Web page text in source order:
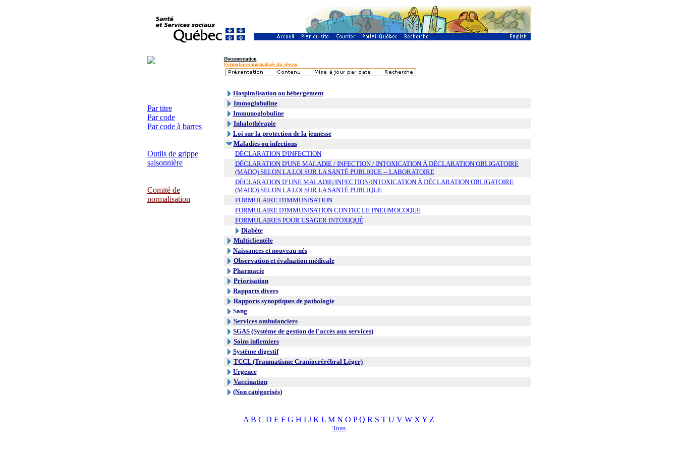
Documentation
Formulaires normalisés du réseau
Par titre
Par code
Par code à barres
Outils de grippe
saisonnière
Comité de
normalisation
Hospitalisation ou hébergement
Immoglobuline
Immunoglobuline
Inhalothérapie
Loi sur la protection de la jeunesse
Maladies ou infections
DÉCLARATION D'INFECTION
DÉCLARATION D'UNE MALADIE / INFECTION / INTOXICATION À DÉCLARATION OBLIGATOIRE
(MADO) SELON LA LOI SUR LA SANTÉ PUBLIQUE -- LABORATOIRE
DÉCLARATION D’UNE MALADIE/INFECTION/INTOXICATION À DÉCLARATION OBLIGATOIRE
(MADO) SELON LA LOI SUR LA SANTÉ PUBLIQUE
FORMULAIRE D'IMMUNISATION
FORMULAIRE D'IMMUNISATION CONTRE LE PNEUMOCOQUE
FORMULAIRES POUR USAGER INTOXIQUÉ
Diabète
Multiclientèle
Naissances et nouveau-nés
Observation et évaluation médicale
Pharmacie
Priorisation
Rapports divers
Rapports synoptiques de pathologie
Sang
Services ambulanciers
SGAS (Système de gestion de l'accès aux services)
Soins infirmiers
Système digestif
TCCL (Traumatisme Craniocrérébral Léger)
Urgence
Vaccination
(Non catégorisés)
A B C D E F G H I J K L M N O P Q R S T U V W X Y Z
Tous